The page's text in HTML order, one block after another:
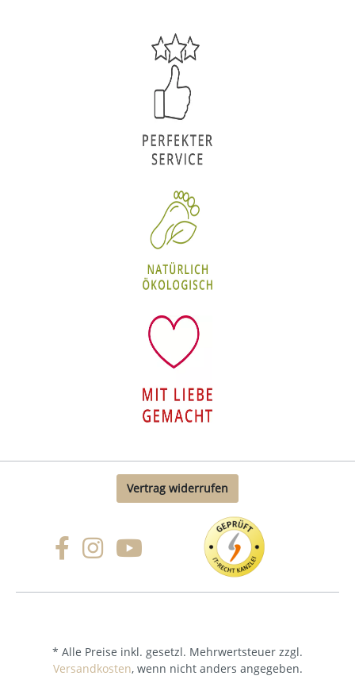
Vertrag widerrufen
* Alle Preise inkl. gesetzl. Mehrwertsteuer zzgl.
Versandkosten, wenn nicht anders angegeben.